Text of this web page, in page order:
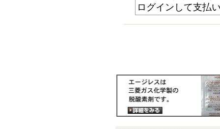
ログインして支払